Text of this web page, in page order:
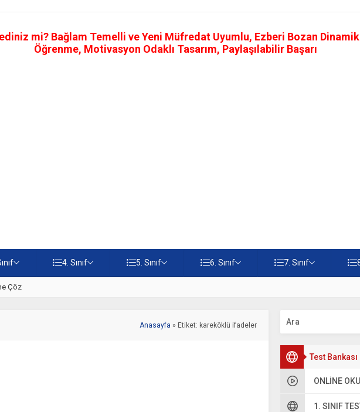
mi? Bağlam Temelli ve Yeni Müfredat Uyumlu, Ezberi Bozan Dinamik
Öğrenme, Motivasyon Odaklı Tasarım, Paylaşılabilir Başarı
4. Sınıf 5. Sınıf 6. Sınıf 7. Sınıf
Çöz
Test Bankası
ONLINE
1. SINIF
Anasayfa » Etiket: kareköklü ifadeler